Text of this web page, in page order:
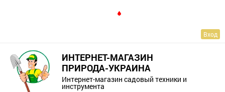
Вход
ИНТЕРНЕТ-МАГАЗИН
ПРИРОДА-УКРАИНА
Интернет-магазин садовый техники и
инструмента